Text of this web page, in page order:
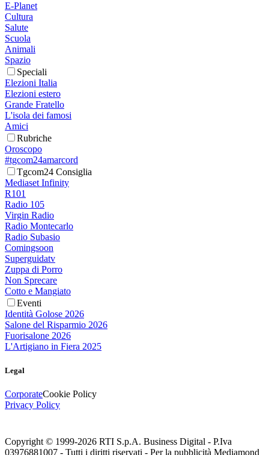
E-Planet
Cultura
Salute
Scuola
Animali
Spazio
Speciali
Elezioni Italia
Elezioni estero
Grande Fratello
L'isola dei famosi
Amici
Rubriche
Oroscopo
#tgcom24amarcord
Tgcom24 Consiglia
Mediaset Infinity
R101
Radio 105
Virgin Radio
Radio Montecarlo
Radio Subasio
Comingsoon
Superguidatv
Zuppa di Porro
Non Sprecare
Cotto e Mangiato
Eventi
Identità Golose 2026
Salone del Risparmio 2026
Fuorisalone 2026
L'Artigiano in Fiera 2025
Legal
CorporateCookie Policy
Privacy Policy
Copyright © 1999-2026 RTI S.p.A. Business Digital - P.Iva
03976881007 - Tutti i diritti riservati - Per la pubblicità Mediamond